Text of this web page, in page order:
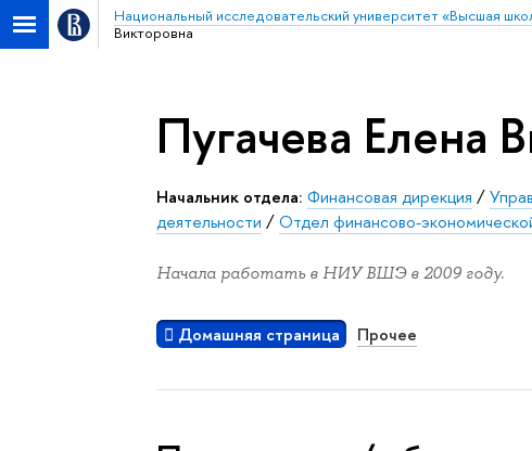
Национальный исследовательский университет «Высшая
Викторовна
Пугачева Елена
Начальник отдела: Финансовая дирекция /
деятельности /Отдел финансово-
Начала работать в НИУ ВШЭ в 2009 году.
Домашняя страница Прочее